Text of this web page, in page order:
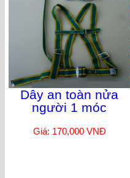
Dây an toàn nửa
người 1 móc
Giá: 170,000 VNĐ